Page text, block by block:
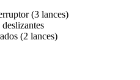
(3 lances)
(2 lances)